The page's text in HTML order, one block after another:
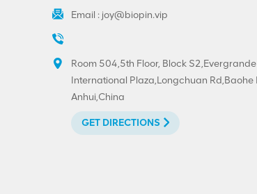
Folha de flandres de
personalizada
300#73mm na
extremidade
removível
VIEW DETAILS
Venda quente 202#
(52mm) Impressão
Email : joy@biopin.vip
Room 504,5th Floor, Block
International Plaza,Longchuan Rd,Baohe
Anhui,China
GET DIRECTIONS